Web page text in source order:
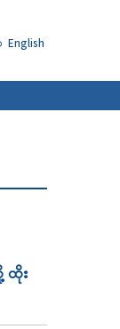
English
ထိုး